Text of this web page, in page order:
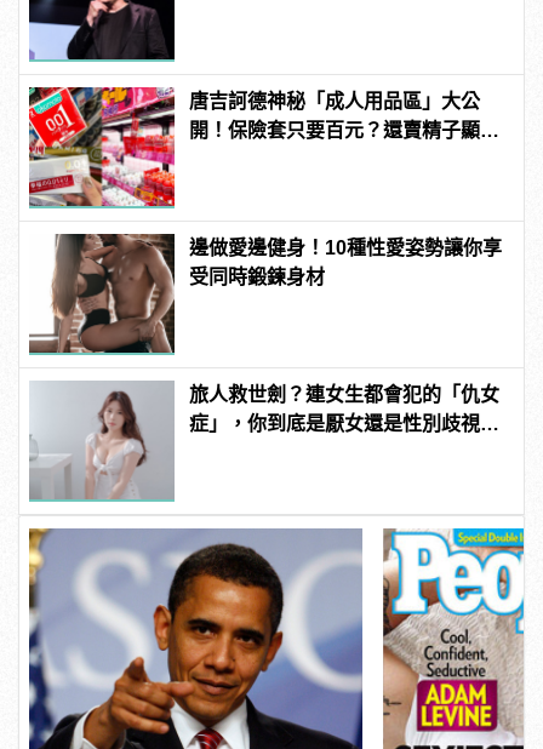
唐吉訶德神秘「成人用品區」大公
開！保險套只要百元？還賣精子顯微
邊做愛邊健身！10種性愛姿勢讓你享
受同時鍛鍊身材
旅人救世劍？連女生都會犯的「仇女
症」，你到底是厭女還是性別歧視？